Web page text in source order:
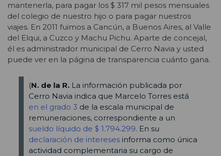
mantenerla, para pagar los $ 317 mil pesos mensuales
del colegio de nuestro hijo o para pagar nuestros
viajes. En 2011 fuimos a Cancún, a Buenos Aires, al Valle
del Elqui, a Cuzco y Machu Pichu. Aparte de concejal,
él es administrador municipal de Cerro Navia y usted
puede ver en la página de transparencia cuánto gana.
(N. de la R.La información publicada por
Cerro Navia indica que Marcelo Torres está
en el grado 3 de la escala municipal de
remuneraciones, correspondiente a un
sueldo líquido de $ 1.794.299. En su
declaración de interesesinforma como única
actividad complementaria su cargo de